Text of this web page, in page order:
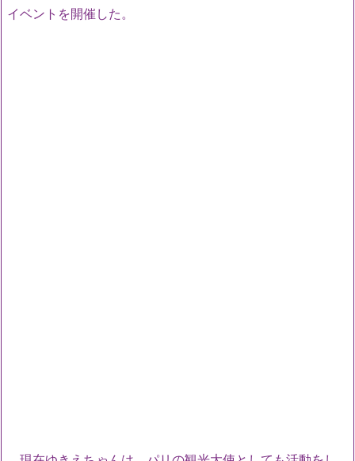
イベントを開催した。